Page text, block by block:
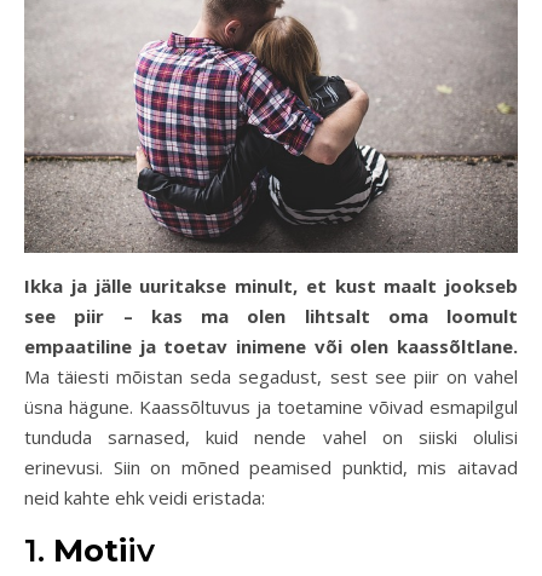
Ikka ja jälle uuritakse minult, et kust maalt jookseb
see piir – kas ma olen lihtsalt oma loomult
empaatiline ja toetav inimene või olen kaassõltlane.
Ma täiesti mõistan seda segadust, sest see piir on vahel
üsna hägune. Kaassõltuvus ja toetamine võivad esmapilgul
tunduda sarnased, kuid nende vahel on siiski olulisi
erinevusi. Siin on mõned peamised punktid, mis aitavad
neid kahte ehk veidi eristada:
1. Motiiv